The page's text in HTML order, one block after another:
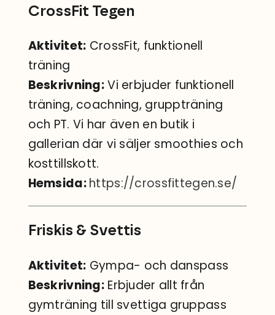
CrossFit Tegen
Aktivitet: CrossFit, funktionell
träning
Beskrivning:Vi erbjuder funktionell
träning, coachning, gruppträning
och PT. Vi har även en butik i
gallerian där vi säljer smoothies och
kosttillskott.
Hemsida:https://crossfittegen.se/
Friskis & Svettis
Aktivitet: Gympa- och danspass
Beskrivning:Erbjuder allt från
gymträning till svettiga gruppass